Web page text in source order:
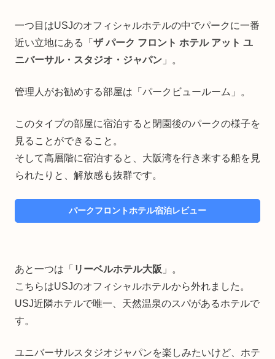
一つ目はUSJのオフィシャルホテルの中でパークに一番
近い立地にある「 ザ パーク フロント ホテル アット ユ
ニバーサル・スタジオ・ジャパン 」。
管理人がお勧めする部屋は「パークビュールーム」。
このタイプの部屋に宿泊すると閉園後のパークの様子を
見ることができること。
そして高層階に宿泊すると、大阪湾を行き来する船を見
られたりと、解放感も抜群です。
パークフロントホテル宿泊レビュー
あと一つは「 リーベルホテル大阪 」。
こちらはUSJのオフィシャルホテルから外れました。
USJ近隣ホテルで唯一、天然温泉のスパがあるホテルで
す。
ユニバーサルスタジオジャパンを楽しみたいけど、ホテ